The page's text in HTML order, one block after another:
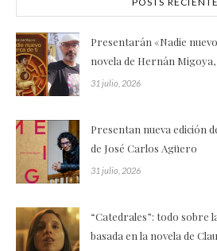
Presentarán «Nadie
novela de Hernán
31 julio, 2026
Presentan nueva edición
de José Carlos Agüero
31 julio, 2026
“Catedrales”: todo sobre
basada en la novela de